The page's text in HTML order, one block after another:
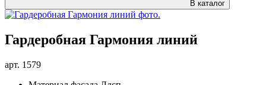
В каталог
Гардеробная Гармония линий
арт. 1579